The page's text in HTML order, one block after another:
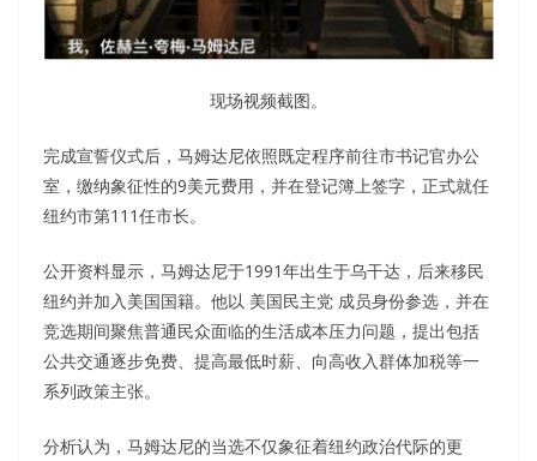
现场视频截图。
完成宣誓仪式后，马姆达尼依照既定程序前往市书记官办公
室，缴纳象征性的9美元费用，并在登记簿上签字，正式就任
纽约市第111任市长。
公开资料显示，马姆达尼于1991年出生于乌干达，后来移民
纽约并加入美国国籍。他以 美国民主党 成员身份参选，并在
竞选期间聚焦普通民众面临的生活成本压力问题，提出包括
公共交通逐步免费、提高最低时薪、向高收入群体加税等一
系列政策主张。
分析认为，马姆达尼的当选不仅象征着纽约政治代际的更